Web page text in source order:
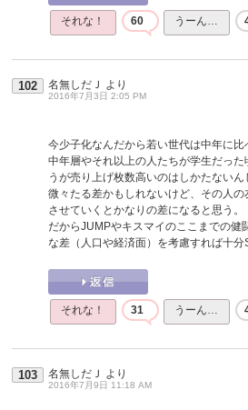
それな！ 60 うーん…
102 名無しだＪ より
2016年7月3日 2:05 PM
今少子化なんだから若い世代は中年に
中年層やそれ以上の人たちが学生だっ
うが売り上げ枚数高いのはしかたないん
微々たる差かもしれないけど、その人
させていくとかなりの差になると思う。
だからJUMPやキスマイのここまでの健
な差（人口や経済面）を考慮すれば十分
それな！ 31 うーん…
103 名無しだＪ より
2016年7月9日 11:18 AM